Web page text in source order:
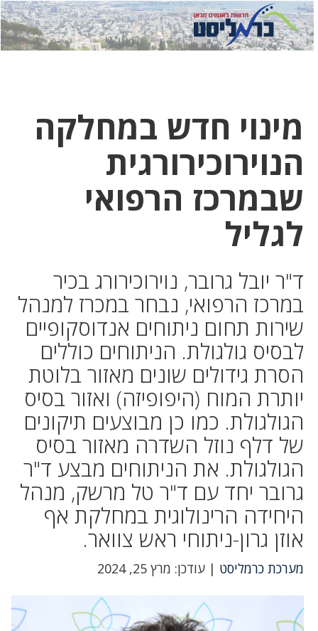
לחץ
כאן
לחץ
כדי
מינוי חדש במחלקה
הנוירוכירורגית
שבמרכז הרפואי
לגליל
ד"ר יובל גרובר, נוירוכירורג בכיר
במרכז הרפואי, נבחר במכרז למנהל
שירות תחום ניתוחים אנדוסקופיים
לבסיס גולגולת. הניתוחים כוללים
הסרת גידולים שונים מאזור בלוטת
יותרת המוח (היפופיזה) ואזור בסיס
הגולגולת. כמו כן מבוצעים תיקונים
של דלף נוזל השדרה מאזור בסיס
הגולגולת. את הניתוחים מבצע ד"ר
גרובר יחד עם ד"ר טל מרשק, מנהל
היחידה הרינולוגית במחלקת אף
אוזן גרון-ניתוחי ראש צוואר.
מערכת כרמליסט | עודכן: מרץ 25, 2024